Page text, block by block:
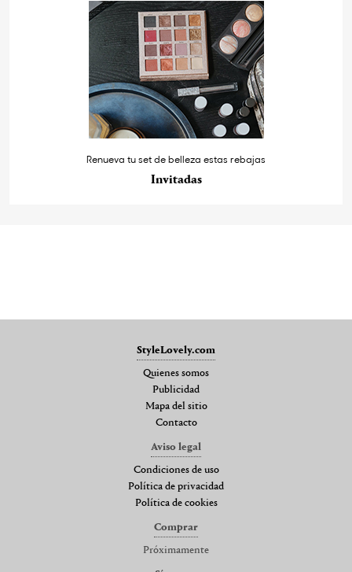
Renueva tu set de belleza estas rebajas
Invitadas
StyleLovely.com
Quienes somos
Publicidad
Mapa del sitio
Contacto
Aviso legal
Condiciones de uso
Política de privacidad
Política de cookies
Comprar
Próximamente